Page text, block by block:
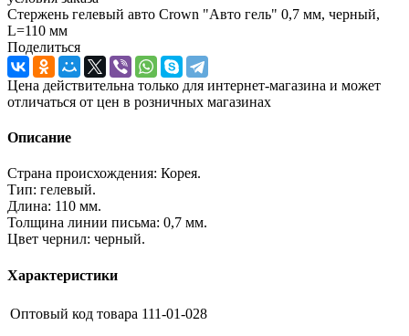
Стержень гелевый авто Crown "Авто гель" 0,7 мм, черный,
L=110 мм
Поделиться
Цена действительна только для интернет-магазина и может
отличаться от цен в розничных магазинах
Описание
Страна происхождения: Корея.
Тип: гелевый.
Длина: 110 мм.
Толщина линии письма: 0,7 мм.
Цвет чернил: черный.
Характеристики
Оптовый код товара 111-01-028